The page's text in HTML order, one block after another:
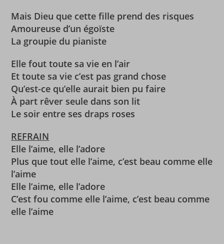
Mais Dieu que cette fille prend des risques
Amoureuse d’un égoïste
La groupie du pianiste
Elle fout toute sa vie en l’air
Et toute sa vie c’est pas grand chose
Qu’est-ce qu’elle aurait bien pu faire
À part rêver seule dans son lit
Le soir entre ses draps roses
REFRAIN
Elle l’aime, elle l’adore
Plus que tout elle l’aime, c’est beau comme elle
l’aime
Elle l’aime, elle l’adore
C’est fou comme elle l’aime, c’est beau comme
elle l’aime